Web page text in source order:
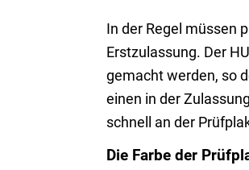
In der Regel müssen
Erstzulassung. Der
gemacht werden, so
einen in der
schnell an der
Die Farbe der